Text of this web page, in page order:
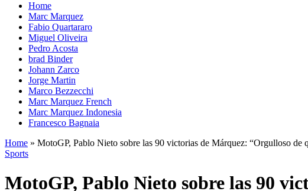
Home
Marc Marquez
Fabio Quartararo
Miguel Oliveira
Pedro Acosta
brad Binder
Johann Zarco
Jorge Martin
Marco Bezzecchi
Marc Marquez French
Marc Marquez Indonesia
Francesco Bagnaia
Home » MotoGP, Pablo Nieto sobre las 90 victorias de Márquez: “Orgulloso de
Sports
MotoGP, Pablo Nieto sobre las 90